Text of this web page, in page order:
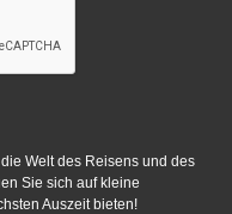
Welt des Reisens und des
Sie sich auf kleine
Auszeit bieten!